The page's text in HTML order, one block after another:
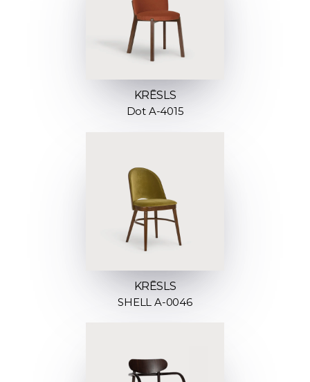
KRĒSLS
Dot A-4015
KRĒSLS
SHELL A-0046